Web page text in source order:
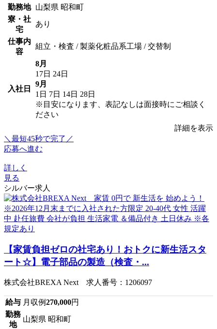
勤務地 山梨県 昭和町
寮・社
宅
あり
仕事内
容
組立・検査 / 製薬化粧品系工場 / 交替制
入社日
8月
17日 24日
9月
1日 7日 14日 28日
※目安になります、表記なしは面接時にご相談く
ださい
詳細を表示
＼最短45秒で完了／
応募へ進む
詳しく
見る
シルバー求人
【家賃負担ゼロの社宅あり！おトクに新生活スタ
ート☆】電子部品の製造（検査・...
株式会社BREXA Next 求人番号：1206097
給与 月収例270,000円
勤務
地
山梨県 昭和町